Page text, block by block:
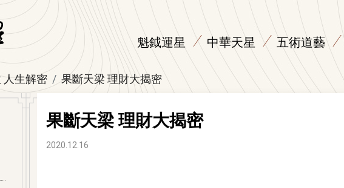
魁鉞運星 中華天星 五術道藝
人生解密 果斷天梁 理財大揭密
果斷天梁 理財大揭密
2020.12.16